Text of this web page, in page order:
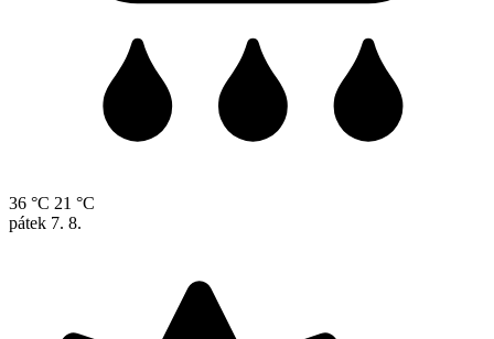
36 °C 21 °C
pátek 7. 8.